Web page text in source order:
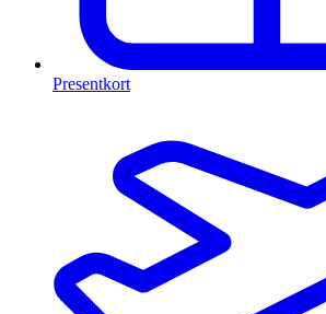
Presentkort